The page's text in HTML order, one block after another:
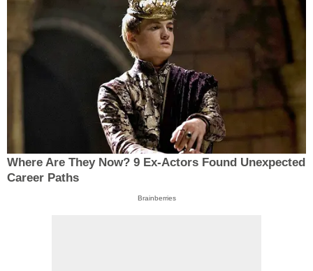
Where Are They Now? 9 Ex-Actors Found Unexpected
Career Paths
Brainberries